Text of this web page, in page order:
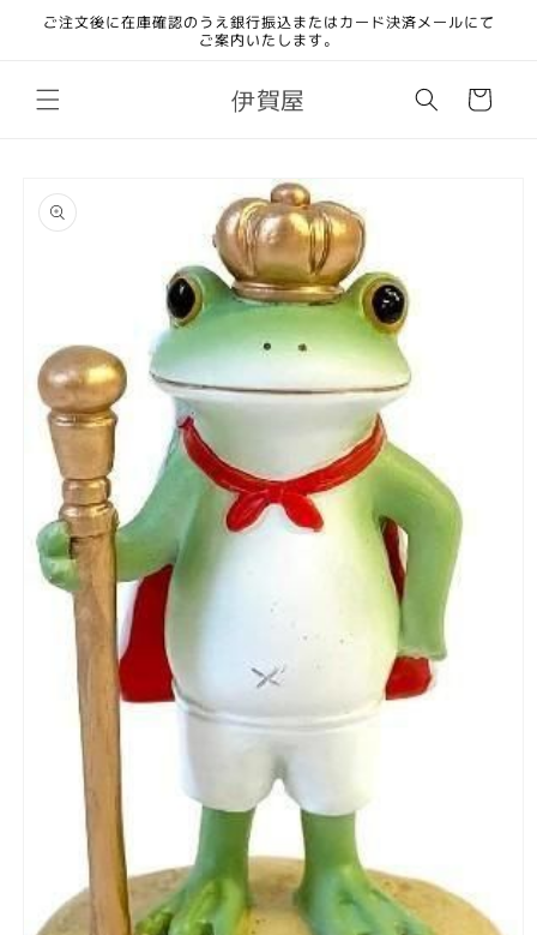
ンツに
ご注文後に在庫確認のうえ銀行振込またはカード決済メールにて
ご案内いたします。
伊賀屋
ー
報にス
キップ